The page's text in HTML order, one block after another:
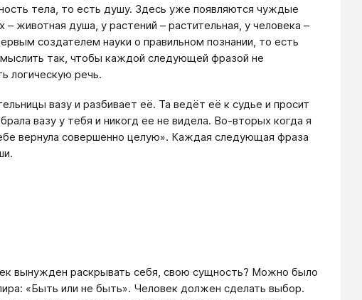
тела, то есть душу. Здесь уже появляются чуждые
животная душа, у растений – растительная, у человека –
создателем науки о правильном познании, то есть
так, чтобы каждой следующей фразой не
логическую речь.
вазу и разбивает её. Та ведёт её к судье и просит
вазу у тебя и никогд ее не видела. Во-вторых когда я
вернула совершенно целую». Каждая следующая фраза
вынужден раскрывать себя, свою сущность? Можно было
«Быть или не быть». Человек должен сделать выбор.